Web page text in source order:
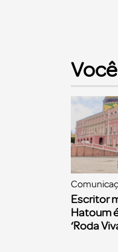
Escritor
Hatoum
‘Roda